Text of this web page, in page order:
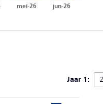
mei-26 jun-26
Jaar 1: